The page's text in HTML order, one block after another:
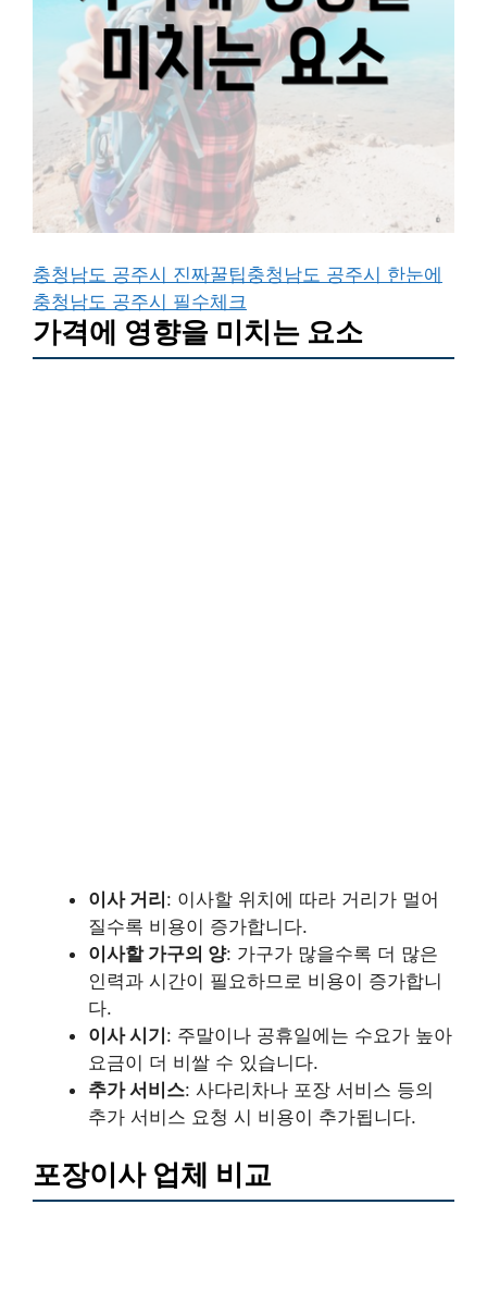
충청남도 공주시 진짜꿀팁충청남도 공주시 한눈에
충청남도 공주시 필수체크
가격에 영향을 미치는 요소
이사 거리: 이사할 위치에 따라 거리가 멀어
질수록 비용이 증가합니다.
이사할 가구의 양: 가구가 많을수록 더 많은
인력과 시간이 필요하므로 비용이 증가합니
다.
이사 시기: 주말이나 공휴일에는 수요가 높아
요금이 더 비쌀 수 있습니다.
추가 서비스: 사다리차나 포장 서비스 등의
추가 서비스 요청 시 비용이 추가됩니다.
포장이사 업체 비교